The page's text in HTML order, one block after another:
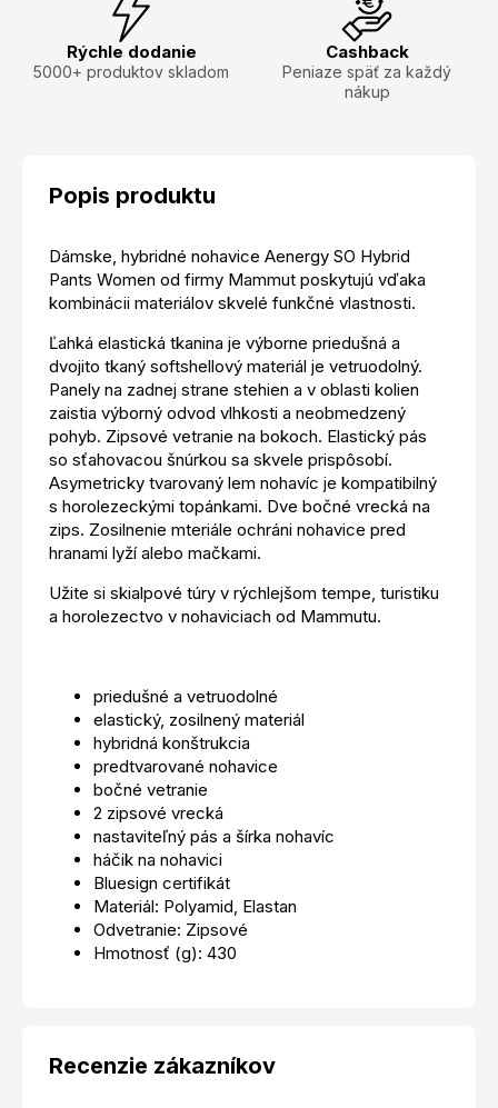
Rýchle dodanie
5000+ produktov skladom
Cashback
Peniaze späť za každý
nákup
Popis produktu
Dámske, hybridné nohavice Aenergy SO Hybrid
Pants Women od firmy Mammut poskytujú vďaka
kombinácii materiálov skvelé funkčné vlastnosti.
Ľahká elastická tkanina je výborne priedušná a
dvojito tkaný softshellový materiál je vetruodolný.
Panely na zadnej strane stehien a v oblasti kolien
zaistia výborný odvod vlhkosti a neobmedzený
pohyb. Zipsové vetranie na bokoch. Elastický pás
so sťahovacou šnúrkou sa skvele prispôsobí.
Asymetricky tvarovaný lem nohavíc je kompatibilný
s horolezeckými topánkami. Dve bočné vrecká na
zips. Zosilnenie mteriále ochráni nohavice pred
hranami lyží alebo mačkami.
Užite si skialpové túry v rýchlejšom tempe, turistiku
a horolezectvo v nohaviciach od Mammutu.
priedušné a vetruodolné
elastický, zosilnený materiál
hybridná konštrukcia
predtvarované nohavice
bočné vetranie
2 zipsové vrecká
nastaviteľný pás a šírka nohavíc
háčik na nohavici
Bluesign certifikát
Materiál: Polyamid, Elastan
Odvetranie: Zipsové
Hmotnosť (g): 430
Recenzie zákazníkov